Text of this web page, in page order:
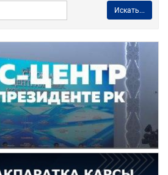
Искать...